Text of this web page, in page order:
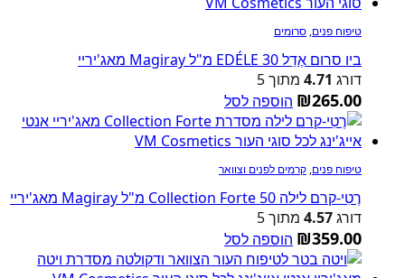
טיפוח פנים, סרומים
ביו סרום אֶדֵל EDÉLE 30 מ"ל Magiray מאג'יריי
דורג 4.71 מתוך 5
₪265.00 הוספה לסל
טיפוח פנים, קרמים לפנים וצוואר
רֶטִי-קרם לילה Collection Forte 50 מ"ל Magiray מאג'יריי
דורג4.57 מתוך 5
₪359.00 הוספה לסל